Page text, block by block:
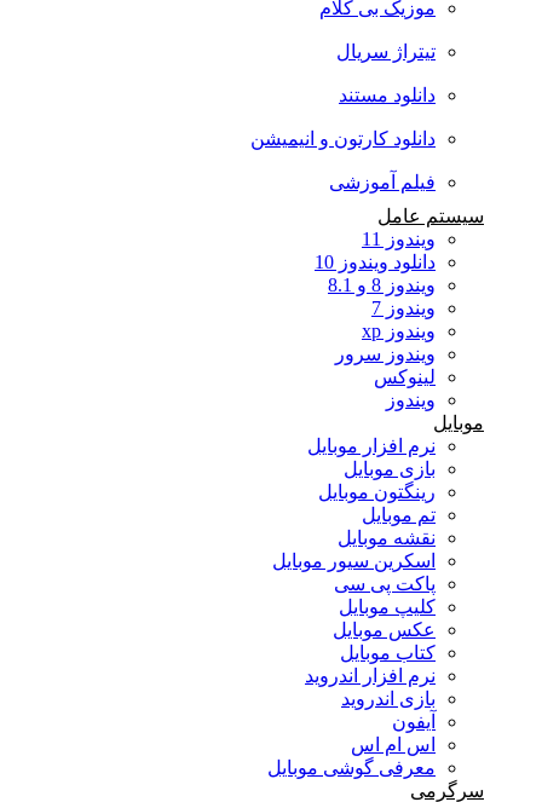
موزیک بی کلام
تیتراژ سریال
دانلود مستند
دانلود کارتون و انیمیشن
فیلم آموزشی
سیستم عامل
ویندوز 11
دانلود ویندوز 10
ویندوز 8 و 8.1
ویندوز 7
ویندوز xp
ویندوز سرور
لینوکس
ویندوز
موبایل
نرم افزار موبایل
بازی موبایل
رینگتون موبایل
تم موبایل
نقشه موبایل
اسکرین سیور موبایل
پاکت پی سی
کلیپ موبایل
عکس موبایل
کتاب موبایل
نرم افزار اندروید
بازی اندروید
آیفون
اس ام اس
معرفی گوشی موبایل
سرگرمی